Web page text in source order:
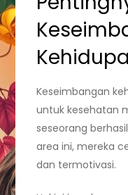
Keseimbangan
untuk kesehatan
seseorang
area ini, mereka
dan termotivasi.